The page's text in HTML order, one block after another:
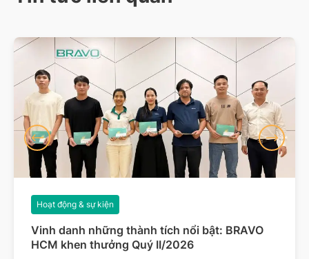
Vinh danh những thành tích nổi bật: BRAVO
HCM khen thưởng Quý II/2026
Hoạt động & sự kiện